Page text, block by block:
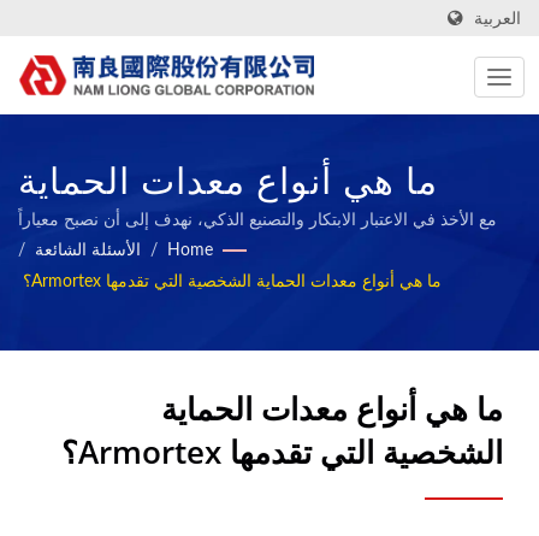
العربية
ما هي أنواع معدات الحماية
الشخصية التي تقدمها
Armortex؟ / مصنع أقمشة من
مع الأخذ في الاعتبار الابتكار والتصنيع الذكي، نهدف إلى أن نصبح معياراً
لصناعة المواد المركبة المستدامة ومشاركة إنجازاتنا مع موظفينا
والمجتمع.
Home
/ الأسئلة الشائعة
/
ما هي أنواع معدات الحماية الشخصية التي تقدمها Armortex؟
ما هي أنواع معدات الحماية
الشخصية التي تقدمها Armortex؟